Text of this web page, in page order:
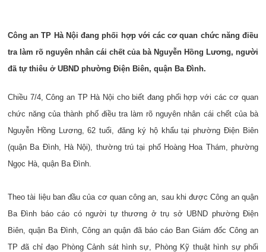
Công an TP Hà Nội đang phối hợp với các cơ quan chức năng điều
tra làm rõ nguyên nhân cái chết của bà Nguyễn Hồng Lương, người
đã tự thiêu ở UBND phường Điện Biên, quận Ba Đình.
Chiều 7/4, Công an TP Hà Nội cho biết đang phối hợp với các cơ quan
chức năng của thành phố điều tra làm rõ nguyên nhân cái chết của bà
Nguyễn Hồng Lương, 62 tuổi, đăng ký hộ khẩu tại phường Điện Biên
(quận Ba Đình, Hà Nội), thường trú tại phố Hoàng Hoa Thám, phường
Ngọc Hà, quận Ba Đình.
Theo tài liệu ban đầu của cơ quan công an, sau khi được Công an quận
Ba Đình báo cáo có người tự thương ở trụ sở UBND phường Điện
Biên, quận Ba Đình, Công an quận đã báo cáo Ban Giám đốc Công an
TP đã chỉ đạo Phòng Cảnh sát hình sự, Phòng Kỹ thuật hình sự phối